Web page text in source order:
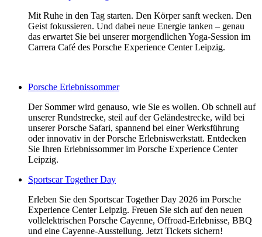
Mit Ruhe in den Tag starten. Den Körper sanft wecken. Den
Geist fokussieren. Und dabei neue Energie tanken – genau
das erwartet Sie bei unserer morgendlichen Yoga-Session im
Carrera Café des Porsche Experience Center Leipzig.
Porsche Erlebnissommer
Der Sommer wird genauso, wie Sie es wollen. Ob schnell auf
unserer Rundstrecke, steil auf der Geländestrecke, wild bei
unserer Porsche Safari, spannend bei einer Werksführung
oder innovativ in der Porsche Erlebniswerkstatt. Entdecken
Sie Ihren Erlebnissommer im Porsche Experience Center
Leipzig.
Sportscar Together Day
Erleben Sie den Sportscar Together Day 2026 im Porsche
Experience Center Leipzig. Freuen Sie sich auf den neuen
vollelektrischen Porsche Cayenne, Offroad-Erlebnisse, BBQ
und eine Cayenne-Ausstellung. Jetzt Tickets sichern!